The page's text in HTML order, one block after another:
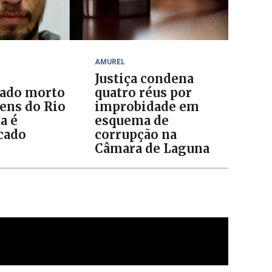
morto
do Rio
é
AMUREL
Justiça condena
quatro réus por
improbidade em
esquema de
corrupção na
Câmara de Laguna